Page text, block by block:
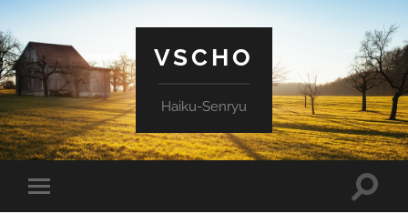
VSCHO
Haiku-Senryu
Mobile-
Menü